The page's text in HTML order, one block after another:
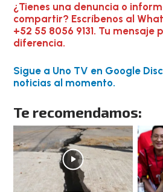
¿Tienes una denuncia o
compartir? Escríbenos al
+52 55 8056 9131. Tu mensaje
diferencia.
Sigue a Uno TV en Google
noticias al momento.
Te recomendamos: